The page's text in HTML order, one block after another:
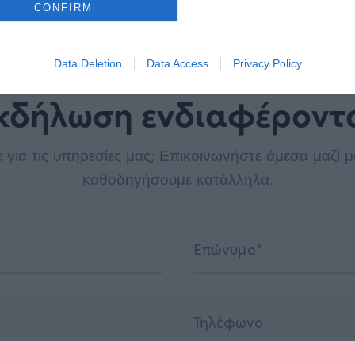
CONFIRM
Data Deletion Data Access Privacy Policy
για τις υπηρεσίες μας; Επικοινωνήστε άμεσα μαζί
καθοδηγήσουμε κατάλληλα.